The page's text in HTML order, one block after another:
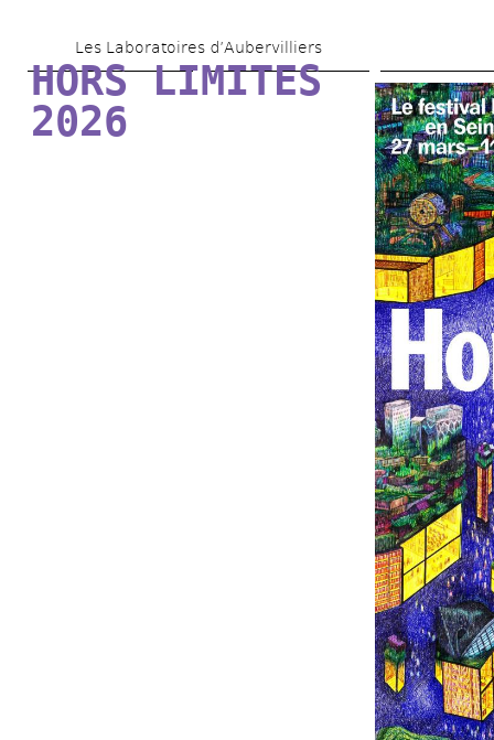
au
contenu
Les Laboratoires d’Aubervilliers
HORS LIMITES
2026